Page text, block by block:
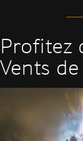
Profitez
Vents